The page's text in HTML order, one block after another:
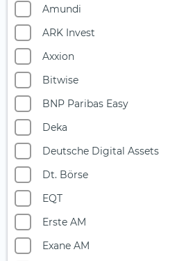
Elektromobilität
Erneuerbare Energien
Ethereum
Finanzsektor
Fintech
Future of Food
Geschlechtergleichheit
Gesundheit (1)
Globale Dividenden
Goldminen
Halbleiter
Amundi
ARK Invest
Axxion
Bitwise
BNP Paribas Easy
Deka
Deutsche Digital Assets
Dt. Börse
EQT
Erste AM
Exane AM